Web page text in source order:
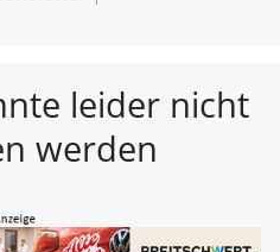
leider nicht
werden